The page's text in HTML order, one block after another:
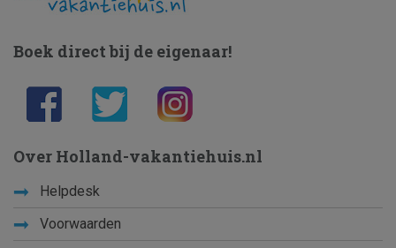
Boek direct bij de eigenaar!
Over Holland-vakantiehuis.nl
Helpdesk
Voorwaarden